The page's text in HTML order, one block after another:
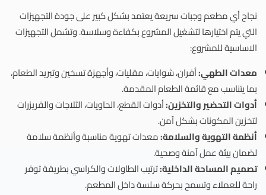
نجاح أي مطعم وجبات سريعة يعتمد بشكل كبير على جودة التجهيزات
التي يتم اختيارها لتشغيل المشروع بكفاءة وسلاسة. وتشمل التجهيزات
الاساسية للمشروع:
معدات الطهي:أفران، شوايات، مقليات، وأجهزة تسخين وتبريد الطعام،
بما يتناسب مع قائمة الطعام المقدمة.
أدوات التحضير والتخزين:أدوات القطع، الحاويات، الثلاجات والفريزرات
لتخزين المكونات بشكل آمن.
أنظمة التهوية والسلامة:معدات تهوية مناسبة وأنظمة سلامة
لضمان بيئة عمل آمنة وصحية.
تصميم المساحة الداخلية:ترتيب الطاولات والكراسي بطريقة توفر
راحة للعملاء وتسمح بحركة سلسة داخل المطعم.